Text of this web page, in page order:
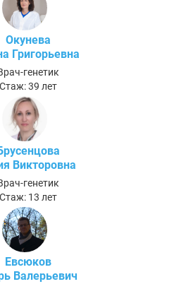
Окунева
Григорьевна
генетик
Стаж: 39 лет
Викторовна
генетик
Стаж: 13 лет
Евсюков
Валерьевич